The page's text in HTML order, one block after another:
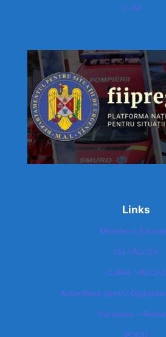
« Jul
Links
Ministerul
ISJ VÂLCEA
CJRAE VÂLCEA
Autoritatea pentru
Europass –
POCU